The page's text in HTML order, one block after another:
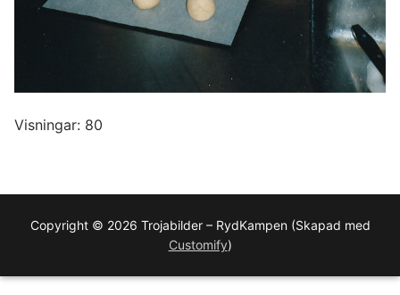
Visningar: 80
Copyright © 2026 Trojabilder – RydKampen (Skapad med
Customify)